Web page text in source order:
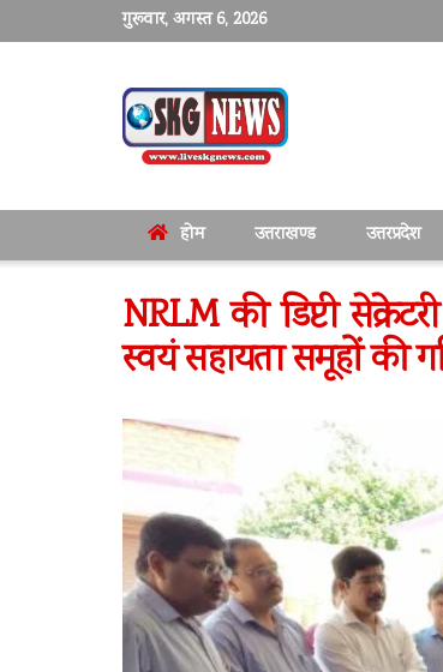
गुरूवार, अगस्त 6, 2026
होम उत्तराखण्ड उत्तरप्रदेश
NRLM की डिप्टी
स्वयं सहायता समूहों की